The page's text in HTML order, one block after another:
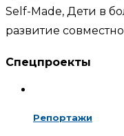
Self-Made, Дети в
развитие
Спецпроекты
Репортажи